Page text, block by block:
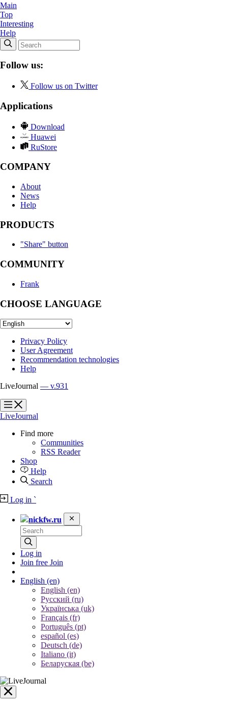
Main
Top
Interesting
Help
Follow us:
Follow us on Twitter
Applications
Download
Huawei
RuStore
COMPANY
About
News
Help
PRODUCTS
"Share" button
COMMUNITY
Frank
CHOOSE LANGUAGE
Privacy Policy
User Agreement
Recommendation technologies
Help
LiveJournal — v.931
?
?
LiveJournal
Find more
Communities
RSS Reader
Shop
Help
Search
Log in `
nickfw.ru
Log in
Join free Join
English (en)
English (en)
Русский (ru)
Українська (uk)
Français (fr)
Português (pt)
español (es)
Deutsch (de)
Italiano (it)
Беларуская (be)